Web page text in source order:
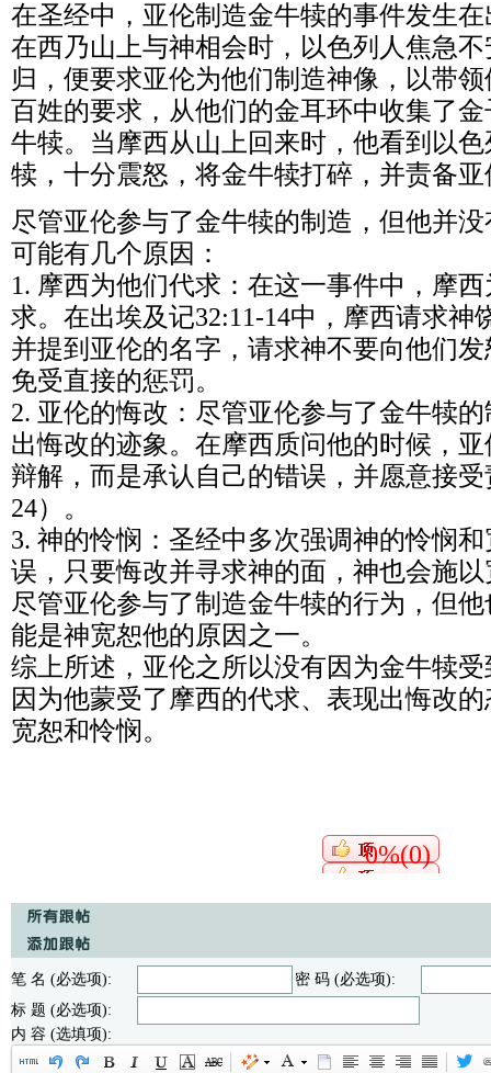
在圣经中，亚伦制造金牛犊的事件发生
在西乃山上与神相会时，以色列人焦急
归，便要求亚伦为他们制造神像，以带
百姓的要求，从他们的金耳环中收集了
牛犊。当摩西从山上回来时，他看到以
犊，十分震怒，将金牛犊打碎，并责备
尽管亚伦参与了金牛犊的制造，但他并
可能有几个原因：
1. 摩西为他们代求：在这一事件中，摩
求。在出埃及记32:11-14中，摩西请求神
并提到亚伦的名字，请求神不要向他们
免受直接的惩罚。
2. 亚伦的悔改：尽管亚伦参与了金牛犊
出悔改的迹象。在摩西质问他的时候，
辩解，而是承认自己的错误，并愿意接
24）。
3. 神的怜悯：圣经中多次强调神的怜悯
误，只要悔改并寻求神的面，神也会施
尽管亚伦参与了制造金牛犊的行为，但
能是神宽恕他的原因之一。
综上所述，亚伦之所以没有因为金牛犊
因为他蒙受了摩西的代求、表现出悔改
宽恕和怜悯。
0%(0)
笔 名 (必选项):
密 码 (必选项):
标 题 (必选项):
内 容 (选填项):